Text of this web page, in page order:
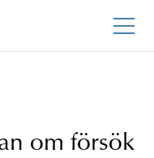
om försök